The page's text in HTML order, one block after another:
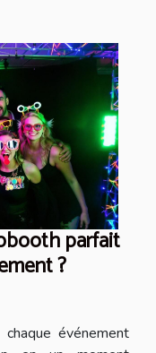
parfait
?
événement